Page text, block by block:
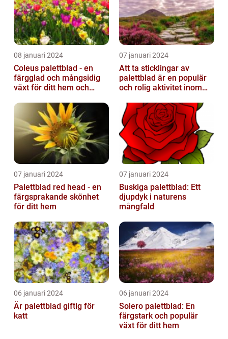
08 januari 2024
Coleus palettblad - en
färgglad och mångsidig
växt för ditt hem och
07 januari 2024
Att ta sticklingar av
palettblad är en populär
och rolig aktivitet inom
07 januari 2024
Palettblad red head - en
färgsprakande skönhet
för ditt hem
07 januari 2024
Buskiga palettblad: Ett
djupdyk i naturens
mångfald
06 januari 2024
Är palettblad giftig för
katt
06 januari 2024
Solero palettblad: En
färgstark och populär
växt för ditt hem